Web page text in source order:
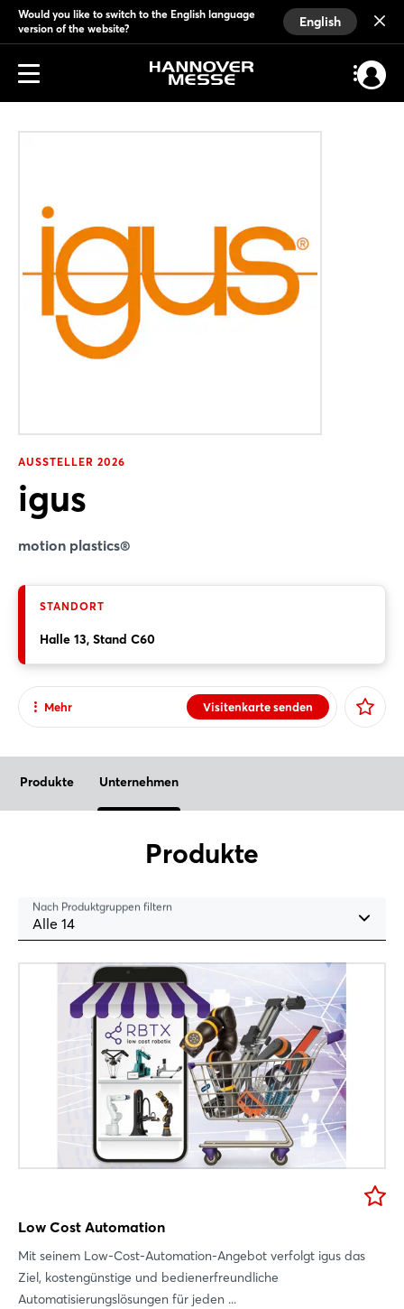
Would you like to switch to the English language
version of the website?
English
AUSSTELLER 2026
igus
motion plastics®
STANDORT
Halle 13, Stand C60
Visitenkarte senden
Mehr
Mail
Whatsapp
Link kopieren
Produkte Unternehmen
Produkte
Nach Produktgruppen filtern
Alle 14
Low Cost Automation
Mit seinem Low-Cost-Automation-Angebot verfolgt igus das
Ziel, kostengünstige und bedienerfreundliche
Automatisierungslösungen für jeden ...
Low Cost Automation
Mit seinem Low-Cost-Automation-Angebot verfolgt
igus das Ziel, kostengünstige und
bedienerfreundliche Automatisierungslösungen für
produziert in Köln für die ...
Mehr Infos